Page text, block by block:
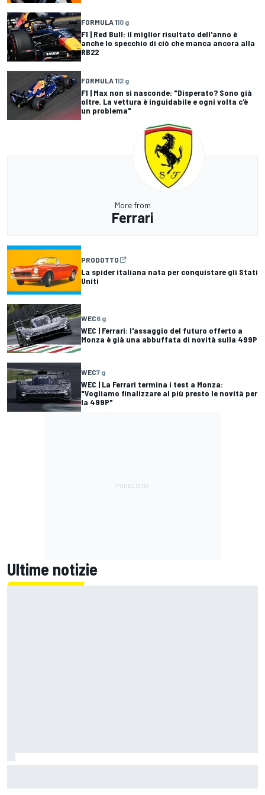
FORMULA 110 g
F1 | Red Bull: il miglior risultato dell'anno è
anche lo specchio di ciò che manca ancora alla
RB22
FORMULA 112 g
F1 | Max non si nasconde: "Disperato? Sono già
oltre. La vettura è inguidabile e ogni volta c'è
un problema"
More from
Ferrari
PRODOTTO
La spider italiana nata per conquistare gli Stati
Uniti
WEC6 g
WEC | Ferrari: l'assaggio del futuro offerto a
Monza è già una abbuffata di novità sulla 499P
WEC7 g
WEC | La Ferrari termina i test a Monza:
"Vogliamo finalizzare al più presto le novità per
la 499P"
Ultime notizie